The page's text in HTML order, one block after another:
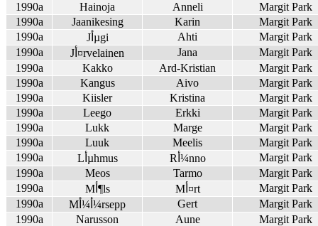
1990a
Hainoja Anneli
Margit Park
1990a
Jaanikesing Karin
Margit Park
1990a
Jأµgi Ahti
Margit Park
1990a
Jأ¤rvelainen Jana
Margit Park
1990a
Kakko Ard-Kristian
Margit Park
1990a
Kangus Aivo
Margit Park
1990a
Kiisler Kristina
Margit Park
1990a
Leego Erkki
Margit Park
1990a
Lukk Marge
Margit Park
1990a
Luuk Meelis
Margit Park
1990a
Lأµhmus Rأ¼nno
Margit Park
1990a
Meos Tarmo
Margit Park
1990a
Mأ¶ls Mأ¤rt
Margit Park
1990a
Mأ¼أ¼rsepp Gert
Margit Park
1990a
Narusson Aune
Margit Park